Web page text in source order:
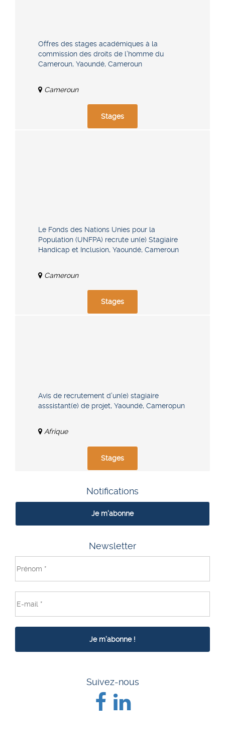
Offres des stages académiques à la
commission des droits de l’homme du
Cameroun, Yaoundé, Cameroun
Cameroun
Stages
Le Fonds des Nations Unies pour la
Population (UNFPA) recrute un(e) Stagiaire
Handicap et Inclusion, Yaoundé, Cameroun
Cameroun
Stages
Avis de recrutement d’un(e) stagiaire
asssistant(e) de projet, Yaoundé, Cameropun
Afrique
Stages
Notifications
Je m'abonne
Newsletter
Suivez-nous